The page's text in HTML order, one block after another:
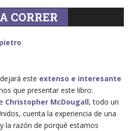
CORRER
este extenso e interesante
que presentar este libro:
Christopher McDougall, todo un
cuenta la experiencia de una
la razón de porqué estamos